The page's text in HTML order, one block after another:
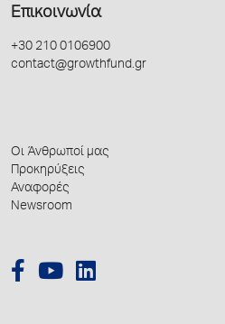
Επικοινωνία
+30 210 0106900
contact@growthfund.gr
Οι Άνθρωποί μας
Προκηρύξεις
Αναφορές
Newsroom